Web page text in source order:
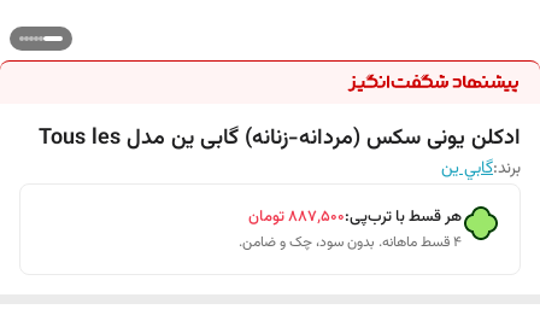
ادکلن یونی سکس (مردانه-زنانه) گابی ین مدل Tous les
برند:گابي ين
هر قسط با ترب‌پی:۸۸۷٬۵۰۰تومان
۴ قسط ماهانه. بدون سود، چک و ضامن.